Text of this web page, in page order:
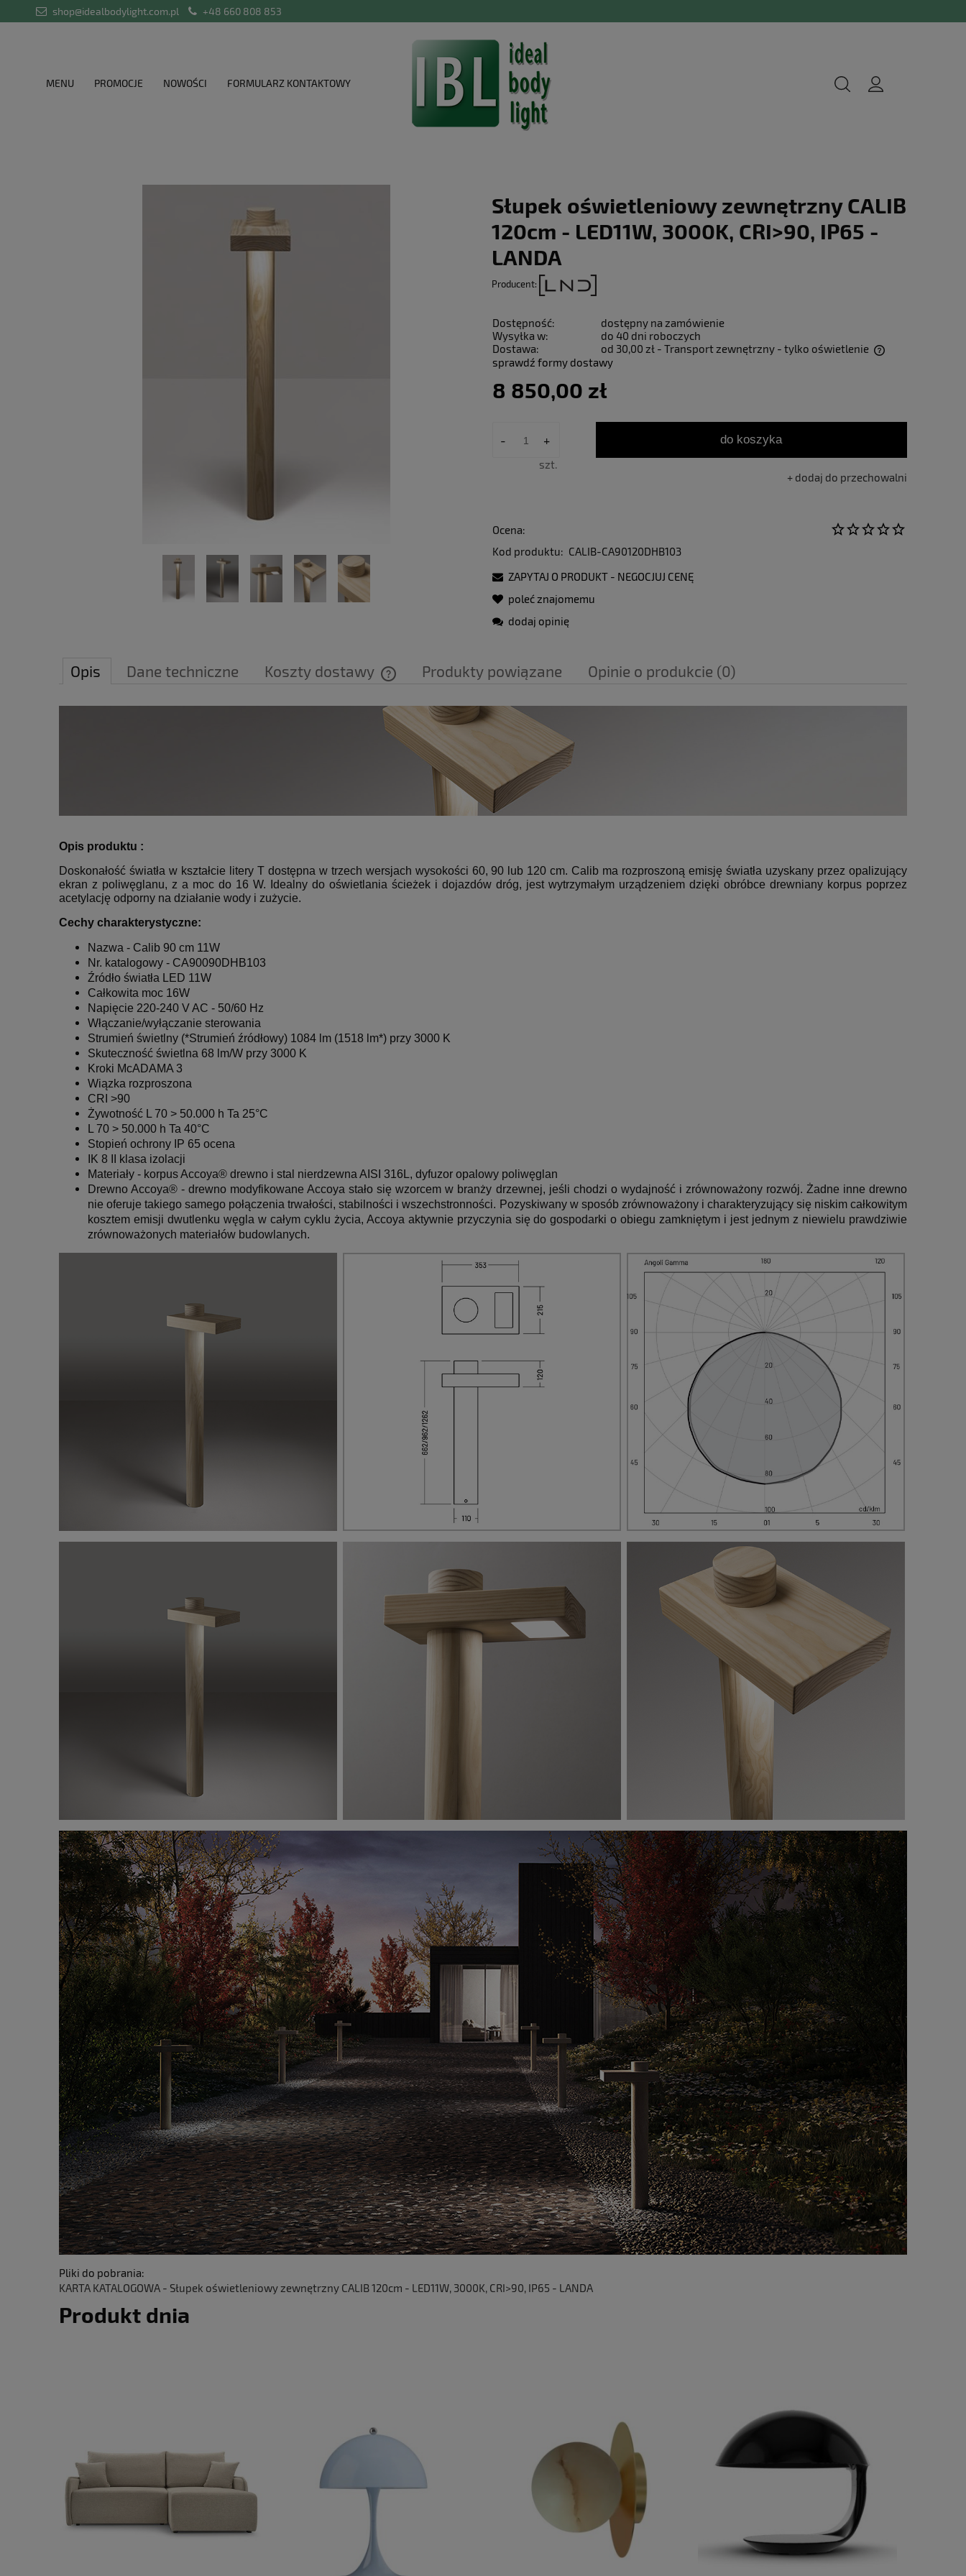
shop@idealbodylight.com.pl +48 660 808 853
MENU PROMOCJE NOWOŚCI FORMULARZ KONTAKTOWY
Słupek oświetleniowy zewnętrzny CALIB
120cm - LED11W, 3000K, CRI>90, IP65 -
LANDA
Producent:
Dostępność:
dostępny na zamówienie
Wysyłka w:
do 40 dni roboczych
Dostawa:
od 30,00 zł - Transport zewnętrzny - tylko oświetlenie
sprawdź formy dostawy
8 850,00 zł
- +
szt.
do koszyka
dodaj do przechowalni
Ocena:
Kod produktu: CALIB-CA90120DHB103
ZAPYTAJ O PRODUKT - NEGOCJUJ CENĘ
poleć znajomemu
dodaj opinię
Opis Dane techniczne Koszty dostawy
Cena nie zawiera ewentualnych kosztów
płatności
Produkty powiązane Opinie o produkcie (0)
Opis produktu :
Doskonałość światła w kształcie litery T dostępna w trzech wersjach wysokości 60, 90 lub 120 cm. Calib ma rozproszoną emisję światła uzyskany przez opalizujący
ekran z poliwęglanu, z a moc do 16 W. Idealny do oświetlania ścieżek i dojazdów dróg, jest wytrzymałym urządzeniem dzięki obróbce drewniany korpus poprzez
acetylację odporny na działanie wody i zużycie.
Cechy charakterystyczne:
Nazwa - Calib 90 cm 11W
Nr. katalogowy - CA90090DHB103
Źródło światła LED 11W
Całkowita moc 16W
Napięcie 220-240 V AC - 50/60 Hz
Włączanie/wyłączanie sterowania
Strumień świetlny (*Strumień źródłowy) 1084 lm (1518 lm*) przy 3000 K
Skuteczność świetlna 68 lm/W przy 3000 K
Kroki McADAMA 3
Wiązka rozproszona
CRI >90
Żywotność L 70 > 50.000 h Ta 25°C
L 70 > 50.000 h Ta 40°C
Stopień ochrony IP 65 ocena
IK 8
II klasa izolacji
Materiały - korpus Accoya® drewno i stal nierdzewna AISI 316L, dyfuzor opalowy poliwęglan
DrewnoAccoya® - drewno modyfikowane Accoya stało się wzorcem w branży drzewnej, jeśli chodzi o wydajność i zrównoważony rozwój. Żadne inne drewno
nie oferuje takiego samego połączenia trwałości, stabilności i wszechstronności. Pozyskiwany w sposób zrównoważony i charakteryzujący się niskim całkowitym
kosztem emisji dwutlenku węgla w całym cyklu życia, Accoya aktywnie przyczynia się do gospodarki o obiegu zamkniętym i jest jednym z niewielu prawdziwie
zrównoważonych materiałów budowlanych.
Pliki do pobrania:
KARTA KATALOGOWA - Słupek oświetleniowy zewnętrzny CALIB 120cm - LED11W, 3000K, CRI>90, IP65 - LANDA
Produkt dnia